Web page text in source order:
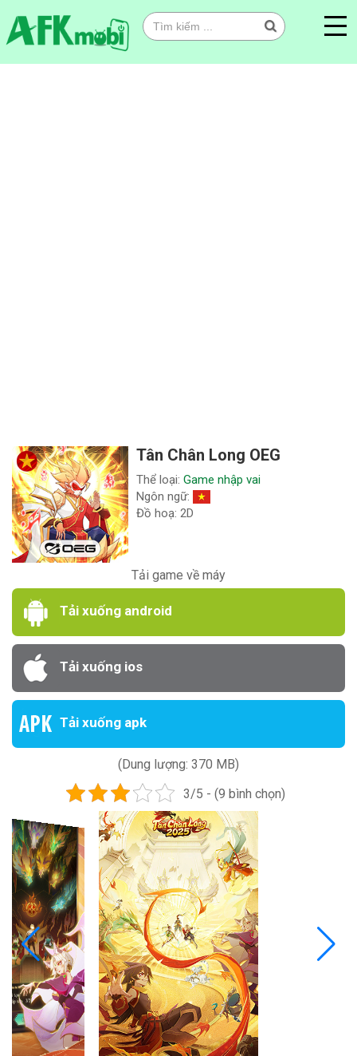
Tân Chân Long OEG
Thể loại:Game nhập vai
Ngôn ngữ:
Đồ hoạ: 2D
Tải game về máy
Tải xuống android
Tải xuống ios
Tải xuống apk
(Dung lượng: 370 MB)
3/5 - (9 bình chọn)